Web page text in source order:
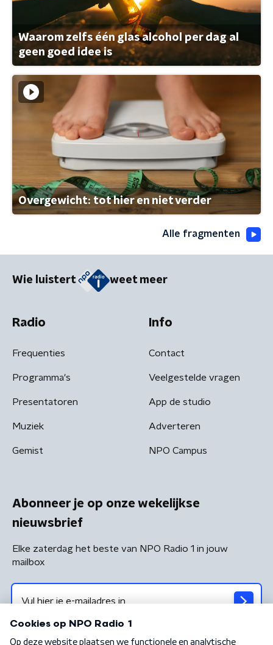
Waarom zelfs één glas alcohol per dag al
geen goed idee is
Overgewicht: tot hier en niet verder
Alle fragmenten
Wie luistert weet meer
Radio
Frequenties
Programma's
Presentatoren
Muziek
Gemist
Info
Contact
Veelgestelde vragen
App de studio
Adverteren
NPO Campus
Abonneer je op onze wekelijkse
nieuwsbrief
Elke zaterdag het beste van NPO Radio 1 in jouw
mailbox